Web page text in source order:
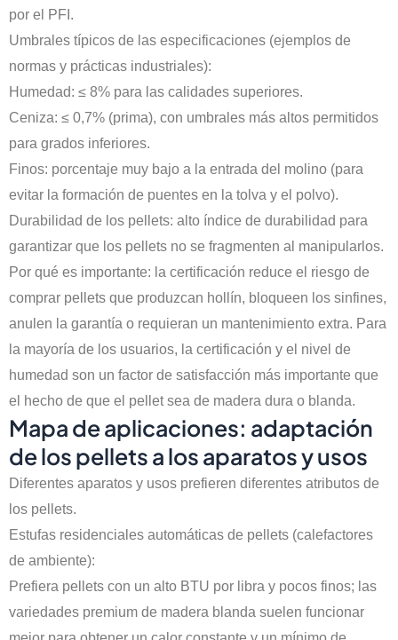
por el PFI.
Umbrales típicos de las especificaciones (ejemplos de
normas y prácticas industriales):
Humedad: ≤ 8% para las calidades superiores.
Ceniza: ≤ 0,7% (prima), con umbrales más altos permitidos
para grados inferiores.
Finos: porcentaje muy bajo a la entrada del molino (para
evitar la formación de puentes en la tolva y el polvo).
Durabilidad de los pellets: alto índice de durabilidad para
garantizar que los pellets no se fragmenten al manipularlos.
Por qué es importante: la certificación reduce el riesgo de
comprar pellets que produzcan hollín, bloqueen los sinfines,
anulen la garantía o requieran un mantenimiento extra. Para
la mayoría de los usuarios, la certificación y el nivel de
humedad son un factor de satisfacción más importante que
el hecho de que el pellet sea de madera dura o blanda.
Mapa de aplicaciones: adaptación
de los pellets a los aparatos y usos
Diferentes aparatos y usos prefieren diferentes atributos de
los pellets.
Estufas residenciales automáticas de pellets (calefactores
de ambiente):
Prefiera pellets con un alto BTU por libra y pocos finos; las
variedades premium de madera blanda suelen funcionar